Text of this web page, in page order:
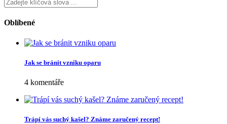
Oblíbené
Jak se bránit vzniku oparu
4 komentáře
Trápí vás suchý kašel? Známe zaručený recept!